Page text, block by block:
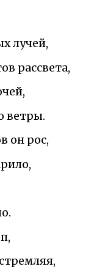
лучей,
рассвета,
ветры.
он рос,